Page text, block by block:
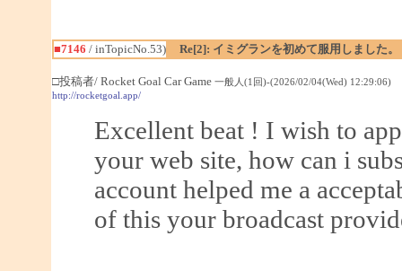
■7146 / inTopicNo.53) Re[2]: イミグランを初めて服用しました。
□投稿者/ Rocket Goal Car Game 一般人(1回)-(2026/02/04(Wed) 12:29:06)
http://rocketgoal.app/
Excellent beat ! I wish to
your web site, how can i
account helped me a
of this your broadcast